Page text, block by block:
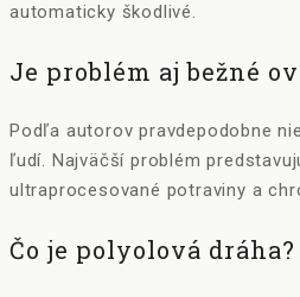
automaticky škodlivé.
Je problém aj bežné
Podľa autorov pravdepodobne
ľudí. Najväčší problém
ultraprocesované potraviny a
Čo je polyolová dráha?